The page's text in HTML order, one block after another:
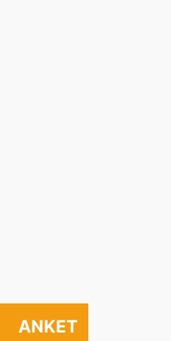
ANKET